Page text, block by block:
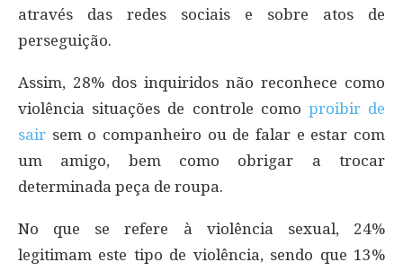
através das redes sociais e sobre atos de
perseguição.
Assim, 28% dos inquiridos não reconhece como
violência situações de controle como proibir de
sair sem o companheiro ou de falar e estar com
um amigo, bem como obrigar a trocar
determinada peça de roupa.
No que se refere à violência sexual, 24%
legitimam este tipo de violência, sendo que 13%